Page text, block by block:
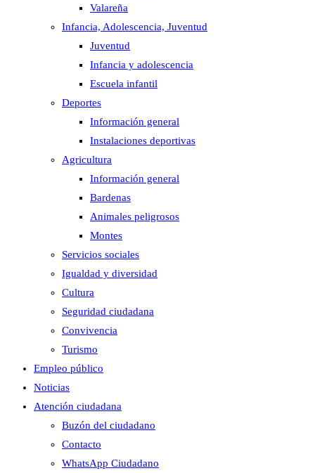
Valareña
Infancia, Adolescencia, Juventud
Juventud
Infancia y adolescencia
Escuela infantil
Deportes
Información general
Instalaciones deportivas
Agricultura
Información general
Bardenas
Animales peligrosos
Montes
Servicios sociales
Igualdad y diversidad
Cultura
Seguridad ciudadana
Convivencia
Turismo
Empleo público
Noticias
Atención ciudadana
Buzón del ciudadano
Contacto
WhatsApp Ciudadano